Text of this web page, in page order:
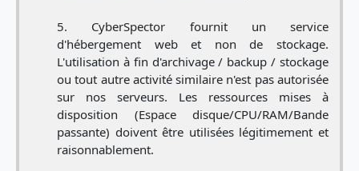
CyberSpector fournit un service
d'hébergement web et non de stockage.
L'utilisation à fin d'archivage / backup / stockage
ou tout autre activité similaire n'est pas autorisée
sur nos serveurs. Les ressources mises à
disposition (Espace disque/CPU/RAM/Bande
passante) doivent être utilisées légitimement et
raisonnablement.